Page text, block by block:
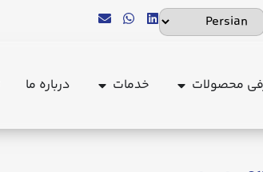
محصولات خدمات درباره ما